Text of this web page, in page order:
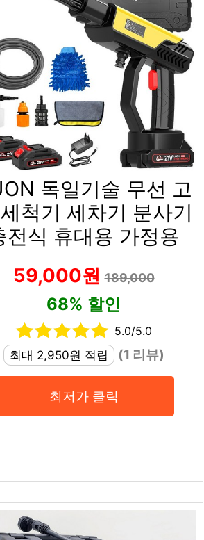
독일기술 무선 고
척기 세차기 분사기
전식 휴대용 가정용
59,000원189,000
68% 할인
5.0/5.0
최대 2,950원 적립
(1 리뷰)
최저가 클릭